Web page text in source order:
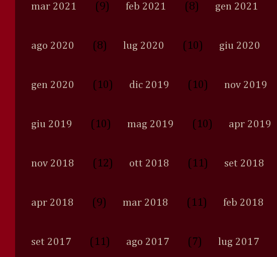
mar 2021 (9) feb 2021 (8) gen 2021
ago 2020 (8) lug 2020 (10) giu 2020
gen 2020 (10) dic 2019 (10) nov 2019
giu 2019 (10) mag 2019 (10) apr 2019
nov 2018 (12) ott 2018 (11) set 2018
apr 2018 (9) mar 2018 (11) feb 2018
set 2017 (11) ago 2017 (7) lug 2017